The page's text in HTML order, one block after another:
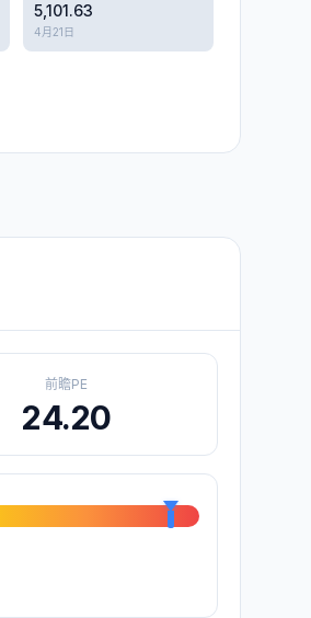
5,101.63
4月21日
前瞻PE
24.20